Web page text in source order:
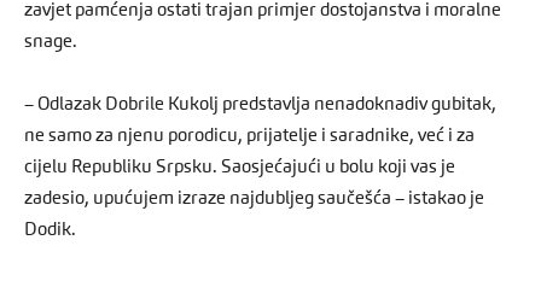
zavjet pamćenja ostati trajan primjer dostojanstva i moralne
snage.
– Odlazak Dobrile Kukolj predstavlja nenadoknadiv gubitak,
ne samo za njenu porodicu, prijatelje i saradnike, već i za
cijelu Republiku Srpsku. Saosjećajući u bolu koji vas je
zadesio, upućujem izraze najdubljeg saučešća – istakao je
Dodik.